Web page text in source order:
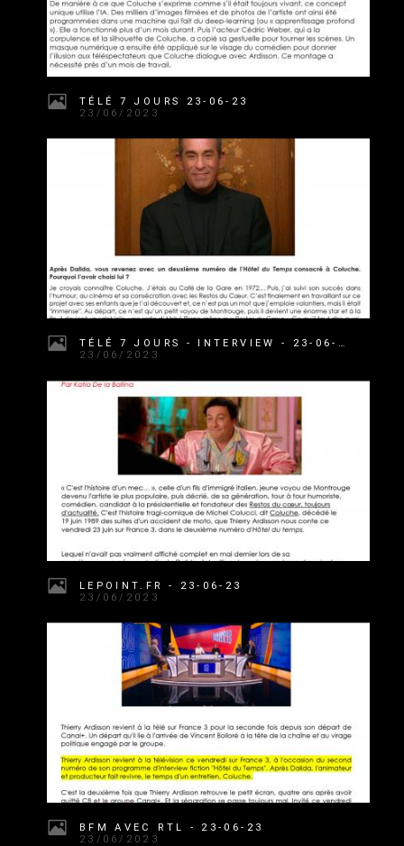
TÉLÉ 7 JOURS 23-06-23
23/06/2023
TÉLÉ 7 JOURS - INTERVIEW - 23-06-23
23/06/2023
LEPOINT.FR - 23-06-23
23/06/2023
BFM AVEC RTL - 23-06-23
23/06/2023